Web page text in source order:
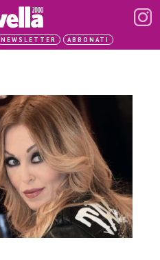
NEWSLETTER ABBONATI